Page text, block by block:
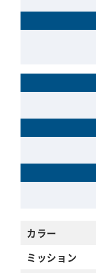
カラー
ミッション